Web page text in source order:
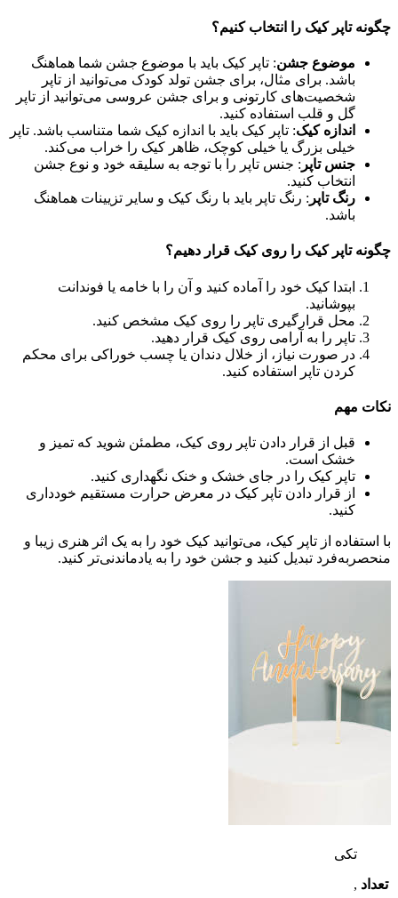
چگونه تاپر کیک را انتخاب کنیم؟
موضوع جشن: تاپر کیک باید با موضوع جشن شما هماهنگ
باشد. برای مثال، برای جشن تولد کودک می‌توانید از تاپر
شخصیت‌های کارتونی و برای جشن عروسی می‌توانید از تاپر
گل و قلب استفاده کنید.
اندازه کیک: تاپر کیک باید با اندازه کیک شما متناسب باشد. تاپر
خیلی بزرگ یا خیلی کوچک، ظاهر کیک را خراب می‌کند.
جنس تاپر : جنس تاپر را با توجه به سلیقه خود و نوع جشن
انتخاب کنید.
رنگ تاپر : رنگ تاپر باید با رنگ کیک و سایر تزیینات هماهنگ
باشد.
چگونه تاپر کیک را روی کیک قرار دهیم؟
ابتدا کیک خود را آماده کنید و آن را با خامه یا فوندانت
بپوشانید.
محل قرارگیری تاپر را روی کیک مشخص کنید.
تاپر را به آرامی روی کیک قرار دهید.
در صورت نیاز، از خلال دندان یا چسب خوراکی برای محکم
کردن تاپر استفاده کنید.
نکات مهم
قبل از قرار دادن تاپر روی کیک، مطمئن شوید که تمیز و
خشک است.
تاپر کیک را در جای خشک و خنک نگهداری کنید.
از قرار دادن تاپر کیک در معرض حرارت مستقیم خودداری
کنید.
با استفاده از تاپر کیک، می‌توانید کیک خود را به یک اثر هنری زیبا و
منحصربه‌فرد تبدیل کنید و جشن خود را به یادماندنی‌تر کنید.
تعداد
تکی
,